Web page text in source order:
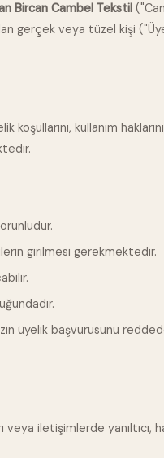
Bircan Cambel Tekstil
gerçek veya tüzel kişi
kullanım
girilmesi gerekmektedir.
üyelik başvurusunu
iletişimlerde yanıltıcı,